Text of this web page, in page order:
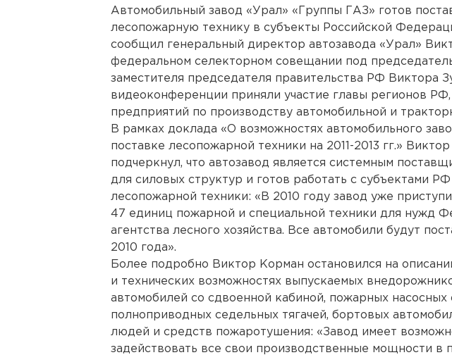
Автомобильный завод «Урал» «Группы ГАЗ» готов
лесопожарную технику в субъекты Российской
сообщил генеральный директор автозавода «Урал»
федеральном селекторном совещании под
заместителя председателя правительства РФ Виктора
видеоконференции приняли участие главы регионов
предприятий по производству автомобильной и
В рамках доклада «О возможностях автомобильного
поставке лесопожарной техники на 2011-2013 гг.»
подчеркнул, что автозавод является системным
для силовых структур и готов работать с субъектами
лесопожарной техники: «В 2010 году завод уже
47 единиц пожарной и специальной техники для нужд
агентства лесного хозяйства. Все автомобили будут
2010 года».
Более подробно Виктор Корман остановился на
и технических возможностях выпускаемых
автомобилей со сдвоенной кабиной, пожарных насосных
полноприводных седельных тягачей, бортовых
людей и средств пожаротушения: «Завод имеет
задействовать все свои производственные мощности в